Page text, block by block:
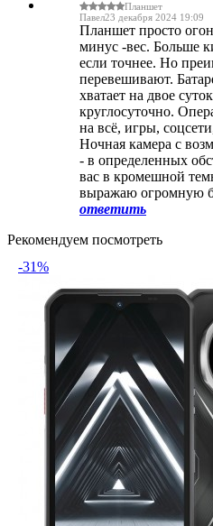
Планшет
Павел23 декабря 2024 19:09
Планшет просто
минус -вес. Больше
если точнее. Но
перевешивают.
хватает на двое
круглосуточно.
на всё, игры,
Ночная камера с
- в определенных
вас в кромешной
выражаю огромную
ответить
Рекомендуем посмотреть
-31%